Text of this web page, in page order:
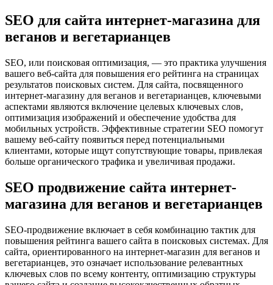
SEO для сайта интернет-магазина для
веганов и вегетарианцев
SEO, или поисковая оптимизация, — это практика улучшения
вашего веб-сайта для повышения его рейтинга на страницах
результатов поисковых систем. Для сайта, посвященного
интернет-магазину для веганов и вегетарианцев, ключевыми
аспектами являются включение целевых ключевых слов,
оптимизация изображений и обеспечение удобства для
мобильных устройств. Эффективные стратегии SEO помогут
вашему веб-сайту появиться перед потенциальными
клиентами, которые ищут сопутствующие товары, привлекая
больше органического трафика и увеличивая продажи.
SEO продвижение сайта интернет-
магазина для веганов и вегетарианцев
SEO-продвижение включает в себя комбинацию тактик для
повышения рейтинга вашего сайта в поисковых системах. Для
сайта, ориентированного на интернет-магазин для веганов и
вегетарианцев, это означает использование релевантных
ключевых слов по всему контенту, оптимизацию структуры